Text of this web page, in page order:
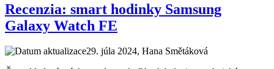
Recenzia: smart hodinky Samsung
Galaxy Watch FE
29. júla 2024, Hana Smětáková